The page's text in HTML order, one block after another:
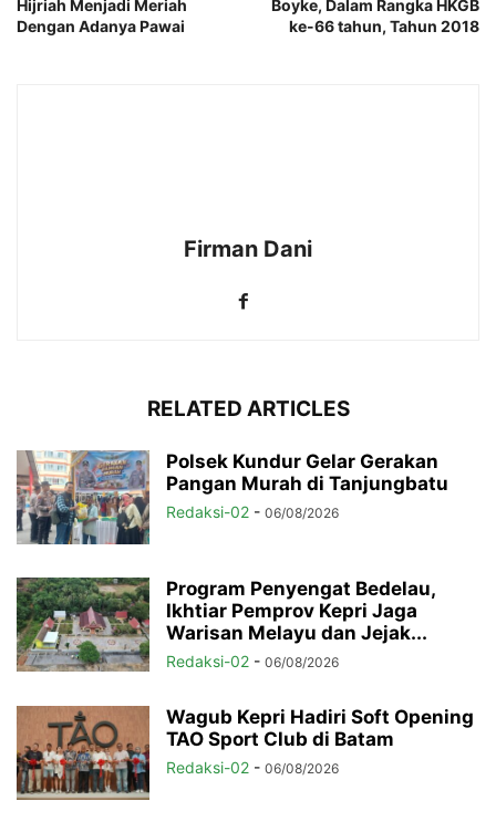
Hijriah Menjadi Meriah
Dengan Adanya Pawai
Boyke, Dalam Rangka HKGB
ke-66 tahun, Tahun 2018
Firman Dani
RELATED ARTICLES
Polsek Kundur Gelar Gerakan
Pangan Murah di Tanjungbatu
Redaksi-02 - 06/08/2026
Program Penyengat Bedelau,
Ikhtiar Pemprov Kepri Jaga
Warisan Melayu dan Jejak...
Redaksi-02 - 06/08/2026
Wagub Kepri Hadiri Soft Opening
TAO Sport Club di Batam
Redaksi-02 - 06/08/2026